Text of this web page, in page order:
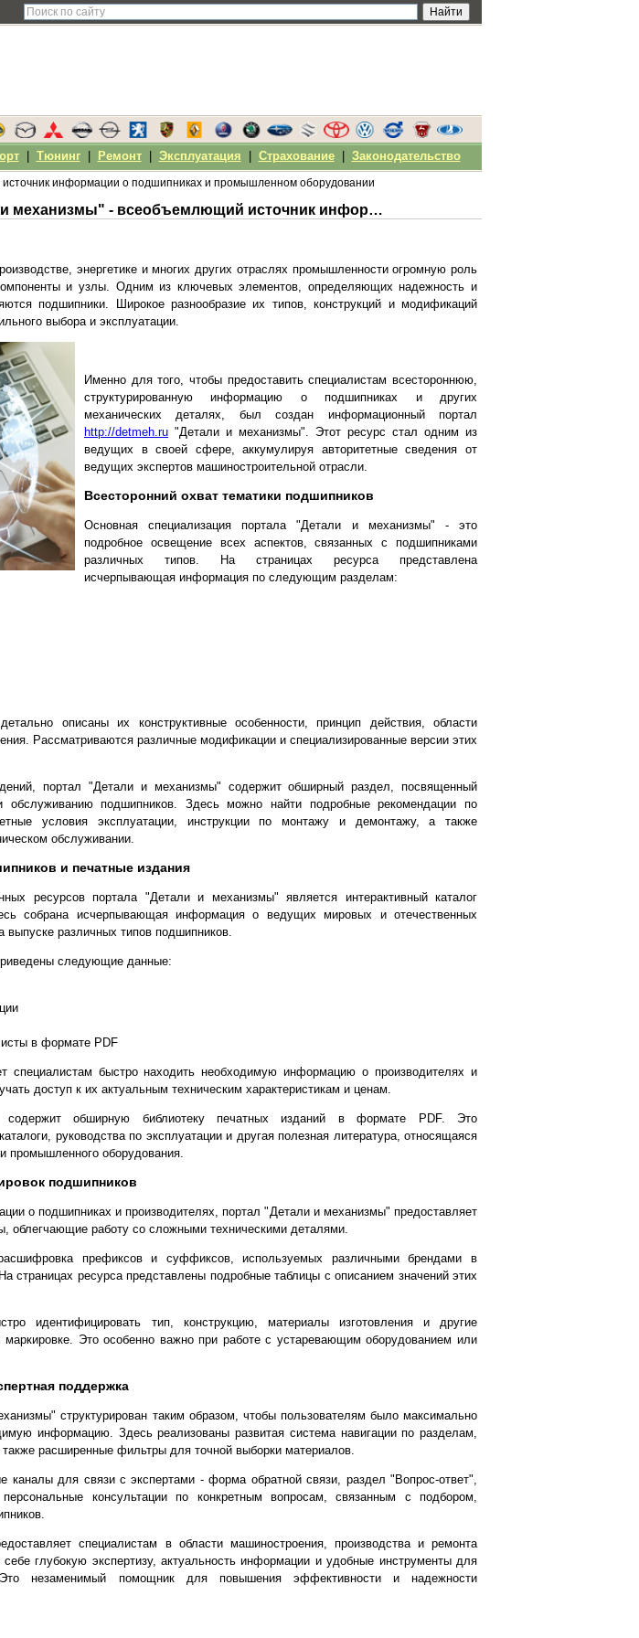
информации о подшипниках и промышленном оборудовании
Портал "Детали и механизмы" - всеобъемлющий источник информации о подшипниках и промышленном оборудовании
энергетике и многих других отраслях промышленности огромную роль
и узлы. Одним из ключевых элементов, определяющих надежность и
подшипники. Широкое разнообразие их типов, конструкций и модификаций
выбора и эксплуатации.
Именно для того, чтобы предоставить специалистам всестороннюю,
структурированную информацию о подшипниках и других
механических деталях, был создан информационный портал
http://detmeh.ru "Детали и механизмы". Этот ресурс стал одним из
ведущих в своей сфере, аккумулируя авторитетные сведения от
ведущих экспертов машиностроительной отрасли.
Всесторонний охват тематики подшипников
Основная специализация портала "Детали и механизмы" - это
подробное освещение всех аспектов, связанных с подшипниками
различных типов. На страницах ресурса представлена
исчерпывающая информация по следующим разделам:
описаны их конструктивные особенности, принцип действия, области
Рассматриваются различные модификации и специализированные версии этих
портал "Детали и механизмы" содержит обширный раздел, посвященный
обслуживанию подшипников. Здесь можно найти подробные рекомендации по
условия эксплуатации, инструкции по монтажу и демонтажу, а также
обслуживании.
и печатные издания
ресурсов портала "Детали и механизмы" является интерактивный каталог
собрана исчерпывающая информация о ведущих мировых и отечественных
различных типов подшипников.
следующие данные:
в формате PDF
специалистам быстро находить необходимую информацию о производителях и
доступ к их актуальным техническим характеристикам и ценам.
обширную библиотеку печатных изданий в формате PDF. Это
руководства по эксплуатации и другая полезная литература, относящаяся
промышленного оборудования.
подшипников
о подшипниках и производителях, портал "Детали и механизмы" предоставляет
облегчающие работу со сложными техническими деталями.
префиксов и суффиксов, используемых различными брендами в
страницах ресурса представлены подробные таблицы с описанием значений этих
идентифицировать тип, конструкцию, материалы изготовления и другие
маркировке. Это особенно важно при работе с устаревающим оборудованием или
поддержка
структурирован таким образом, чтобы пользователям было максимально
информацию. Здесь реализованы развитая система навигации по разделам,
также расширенные фильтры для точной выборки материалов.
каналы для связи с экспертами - форма обратной связи, раздел "Вопрос-ответ",
консультации по конкретным вопросам, связанным с подбором,
специалистам в области машиностроения, производства и ремонта
глубокую экспертизу, актуальность информации и удобные инструменты для
незаменимый помощник для повышения эффективности и надежности
| Тюнинг| Ремонт| Эксплуатация Страхование| Законодательство